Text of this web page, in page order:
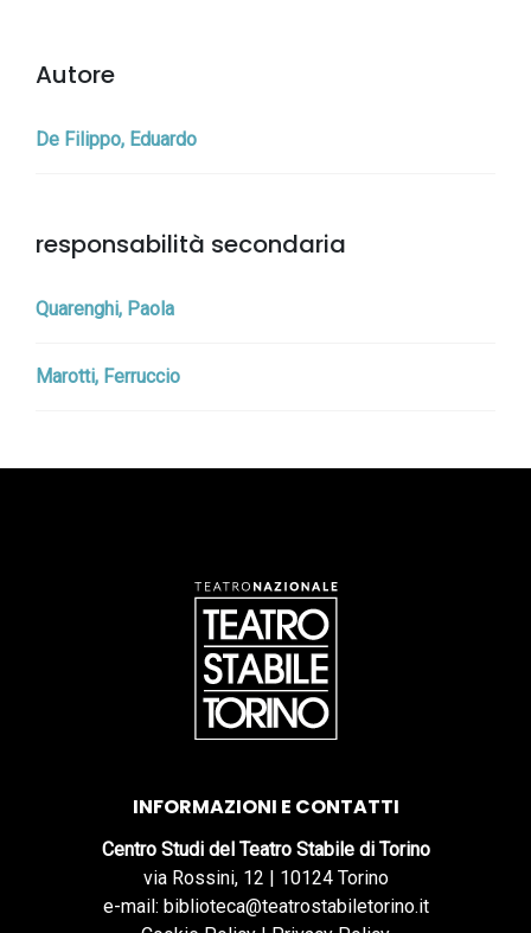
Autore
De Filippo, Eduardo
responsabilità secondaria
Quarenghi, Paola
Marotti, Ferruccio
INFORMAZIONI E CONTATTI
Centro Studi del Teatro Stabile di Torino
via Rossini, 12 | 10124 Torino
e-mail: biblioteca@teatrostabiletorino.it